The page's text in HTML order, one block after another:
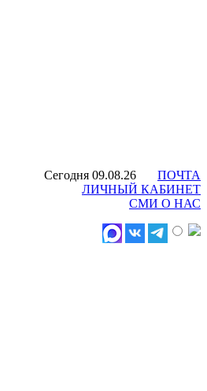
Сегодня 09.08.26
ПОЧТА
ЛИЧНЫЙ КАБИНЕТ
СМИ О НАС